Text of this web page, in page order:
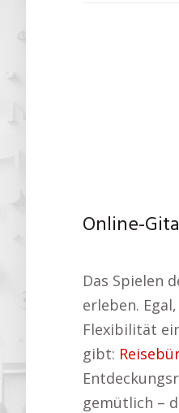
Online-
Das Spielen
erleben.
Flexibilität
gibt:
gemütlich –